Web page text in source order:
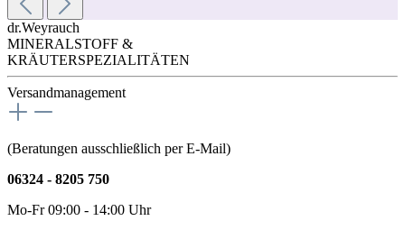
dr.Weyrauch
MINERALSTOFF &
KRÄUTERSPEZIALITÄTEN
Versandmanagement
(Beratungen ausschließlich per E-Mail)
06324 - 8205 750
Mo-Fr 09:00 - 14:00 Uhr